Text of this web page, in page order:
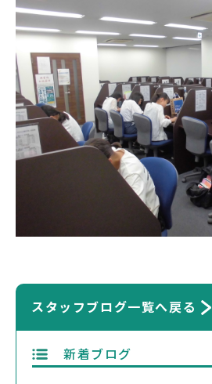
スタッフブログ一覧へ戻る
新着ブログ